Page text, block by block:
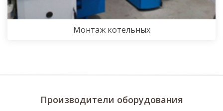
Монтаж котельных
Производители оборудования